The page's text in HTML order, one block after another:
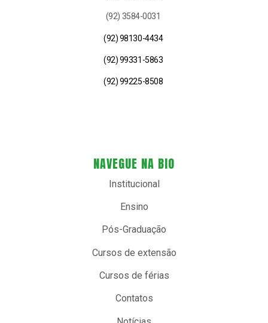
(92) 3584-0031
(92) 98130-4434
(92) 99331-5863
(92) 99225-8508
NAVEGUE NA BIO
Institucional
Ensino
Pós-Graduação
Cursos de extensão
Cursos de férias
Contatos